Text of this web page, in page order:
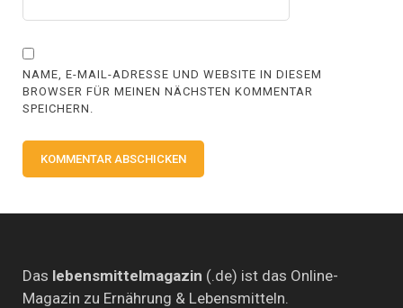
NAME, E-MAIL-ADRESSE UND WEBSITE IN DIESEM
BROWSER FÜR MEINEN NÄCHSTEN KOMMENTAR
SPEICHERN.
Das lebensmittelmagazin (.de) ist das Online-
Magazin zu Ernährung & Lebensmitteln.